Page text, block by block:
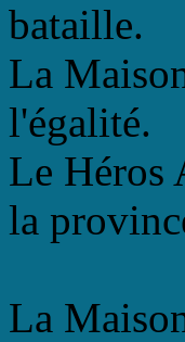
bataille.
La
l'égalité.
Le Héros
la
La